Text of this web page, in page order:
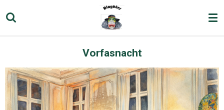
Hauptinhalt
Vorfasnacht